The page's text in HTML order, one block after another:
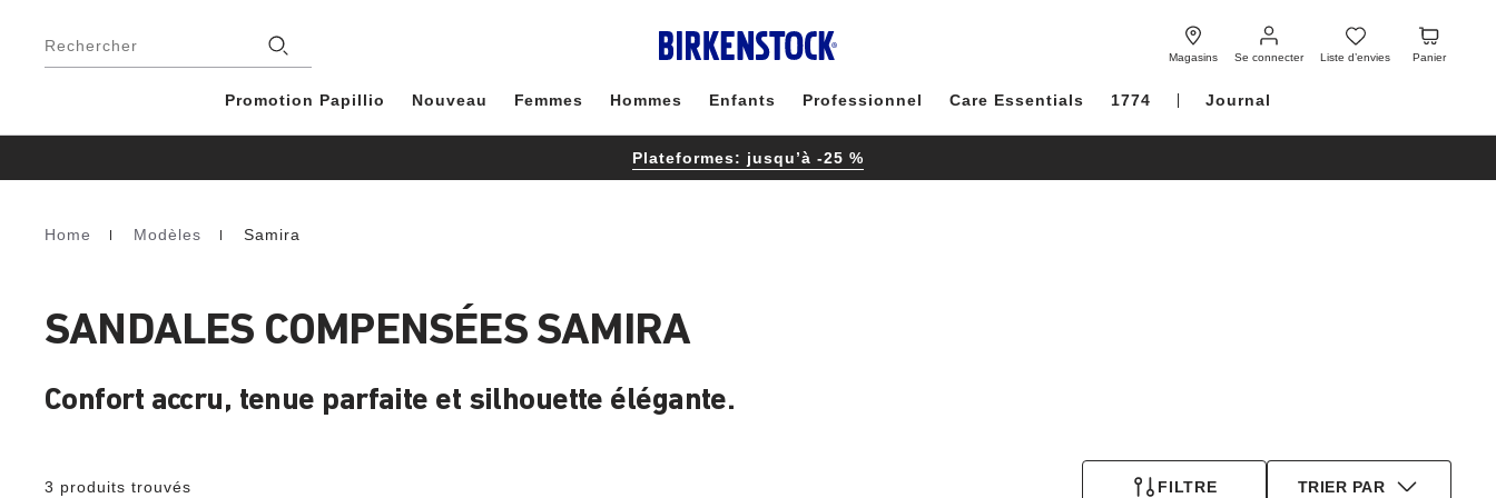
Rechercher
Magasins Se connecter
connecter
Liste d’envies
Liste
d’envies
Panier
Panier
Promotion Papillio Nouveau Femmes Hommes Enfants Professionnel Care Essentials 1774 Journal
Plateformes: jusqu’à -25 %
Homepage
Home Modèles Samira
SANDALES COMPENSÉES SAMIRA
Confort accru, tenue parfaite et silhouette élégante.
3 produits trouvés FILTRE TRIER PAR